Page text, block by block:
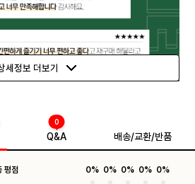
세정보 더보기
Q&A
0
배송/교환/반품
평점 0% 0% 0% 0% 0%